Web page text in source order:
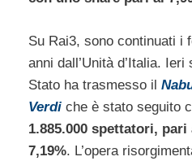
Su Rai3, sono continuati i
anni dall’Unità d’Italia.
Stato ha trasmesso il
Verdi che è stato seguito
1.885.000 spettatori, pari
7,19%. L’opera